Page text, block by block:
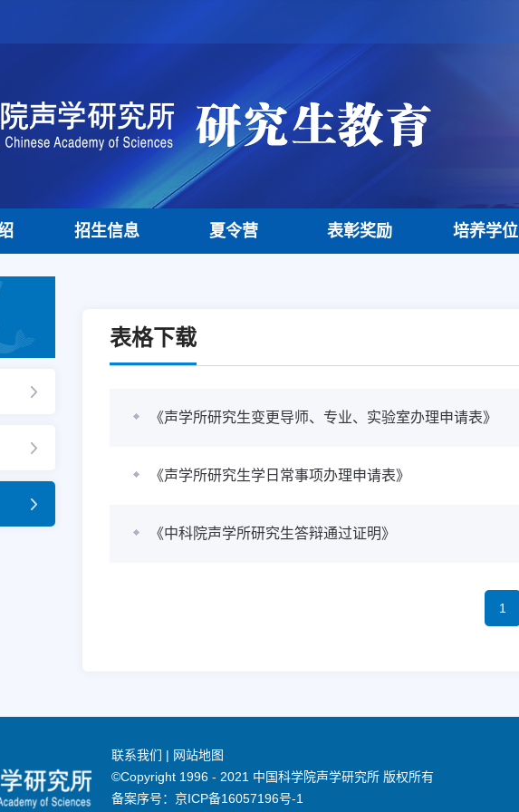
招生信息 夏令营 表彰奖励 培养学位
表格下载
《声学所研究生变更导师、专业、实验室办理申请表》
《声学所研究生学日常事项办理申请表》
《中科院声学所研究生答辩通过证明》
1
联系我们 | 网站地图
©Copyright 1996 - 2021 中国科学院声学研究所 版权所有
备案序号： 京ICP备16057196号-1